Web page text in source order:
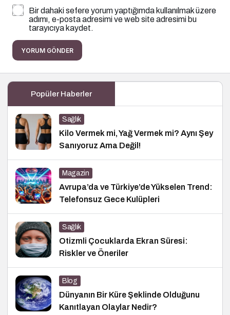
Bir dahaki sefere yorum yaptığımda kullanılmak üzere
adımı, e-posta adresimi ve web site adresimi bu
tarayıcıya kaydet.
YORUM GÖNDER
Popüler Haberler
Sağlık
Kilo Vermek mi, Yağ Vermek mi? Aynı Şey
Sanıyoruz Ama Değil!
Magazin
Avrupa’da ve Türkiye’de Yükselen Trend:
Telefonsuz Gece Kulüpleri
Sağlık
Otizmli Çocuklarda Ekran Süresi:
Riskler ve Öneriler
Blog
Dünyanın Bir Küre Şeklinde Olduğunu
Kanıtlayan Olaylar Nedir?